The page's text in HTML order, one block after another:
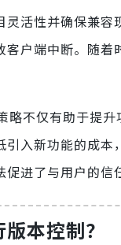
活性并确保兼
客户端中断。随
略不仅有助于提
入新功能的成
进了与用户的信
本控制？